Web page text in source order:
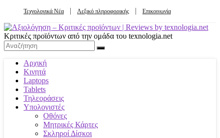
Τεχνολογικά Νέα Λεξικό πληροφορικής Επικοινωνία
Κριτικές προϊόντων από την ομάδα του texnologia.net
Αρχική
Κινητά
Laptops
Tablets
Τηλεοράσεις
Υπολογιστές
Οθόνες
Μητρικές Κάρτες
Σκληροί Δίσκοι